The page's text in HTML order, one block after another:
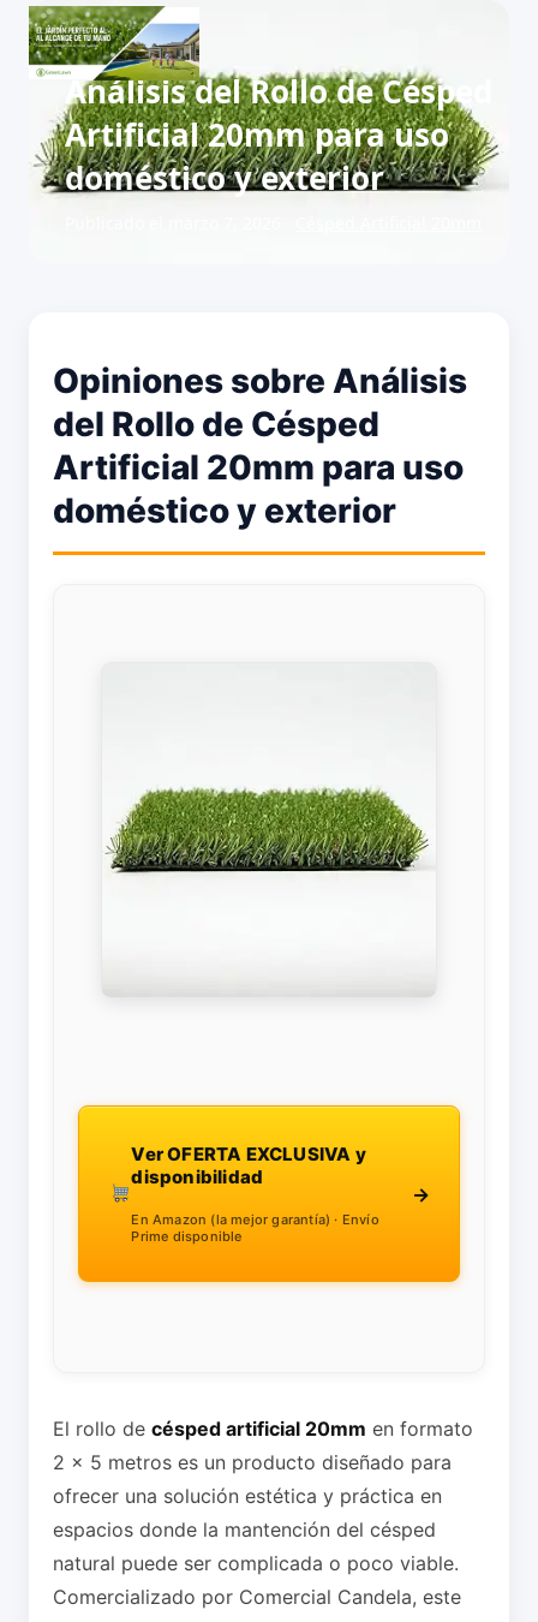
Análisis del Rollo de Césped
Artificial 20mm para uso
doméstico y exterior
Opiniones sobre Análisis
del Rollo de Césped
Artificial 20mm para uso
doméstico y exterior
Ver OFERTA EXCLUSIVA y
disponibilidad
En Amazon (la mejor garantía) · Envío
Prime disponible
→
El rollo de césped artificial 20mm en formato
2 x 5 metros es un producto diseñado para
ofrecer una solución estética y práctica en
espacios donde la mantención del césped
natural puede ser complicada o poco viable.
Comercializado por Comercial Candela, este